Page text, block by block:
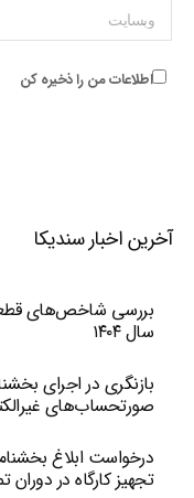
وبسایت
اطلاعات من را ذخیره کن
آخرین اخبار سندیکا
بررسی شاخص‌های
سال ۱۴۰۴
بازنگری در اجرای
صورتحساب‌های
درخواست ابلاغ
تجهیز کارگاه در دوران